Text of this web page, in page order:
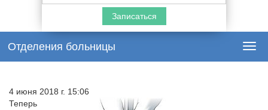
Отделения больницы
4 июня 2018 г. 15:06
Теперь